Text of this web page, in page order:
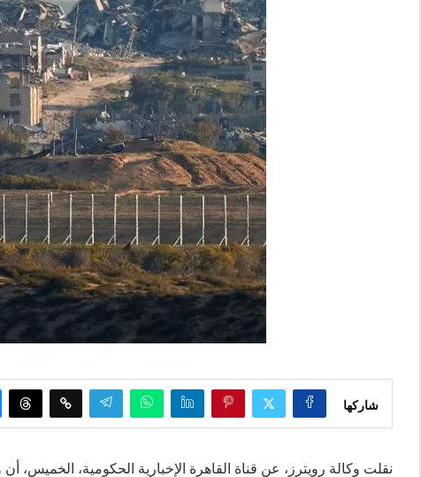
شاركها
نقلت وكالة رويترز، عن قناة القاهرة الإخبارية الحكومية، الخميس،